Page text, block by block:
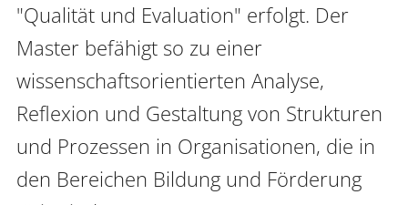
"Qualität und Evaluation" erfolgt. Der
Master befähigt so zu einer
wissenschaftsorientierten Analyse,
Reflexion und Gestaltung von Strukturen
und Prozessen in Organisationen, die in
den Bereichen Bildung und Förderung